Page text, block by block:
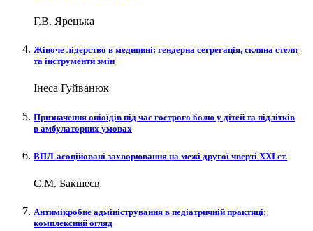
Г.В. Ярецька
Жіноче лідерство в медицині: гендерна сегрегація, скляна стеля
та інструменти змін
Інеса Гуйванюк
Призначення опіоїдів під час гострого болю у дітей та підлітків
в амбулаторних умовах
ВПЛ-асоційовані захворювання на межі другої чверті XXI ст.
С.М. Бакшеєв
Антимікробне адміністрування в педіатричній практиці:
комплексний огляд